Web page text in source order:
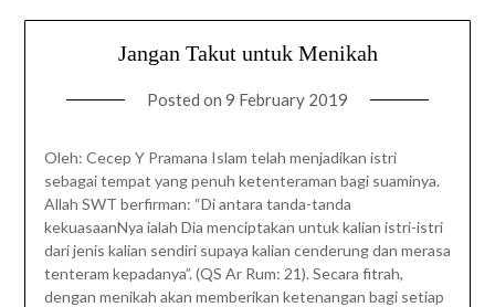
Jangan Takut untuk Menikah
Posted on 9 February 2019
Oleh: Cecep Y Pramana Islam telah menjadikan istri
sebagai tempat yang penuh ketenteraman bagi suaminya.
Allah SWT berfirman: “Di antara tanda-tanda
kekuasaanNya ialah Dia menciptakan untuk kalian istri-istri
dari jenis kalian sendiri supaya kalian cenderung dan merasa
tenteram kepadanya”. (QS Ar Rum: 21). Secara fitrah,
dengan menikah akan memberikan ketenangan bagi setiap